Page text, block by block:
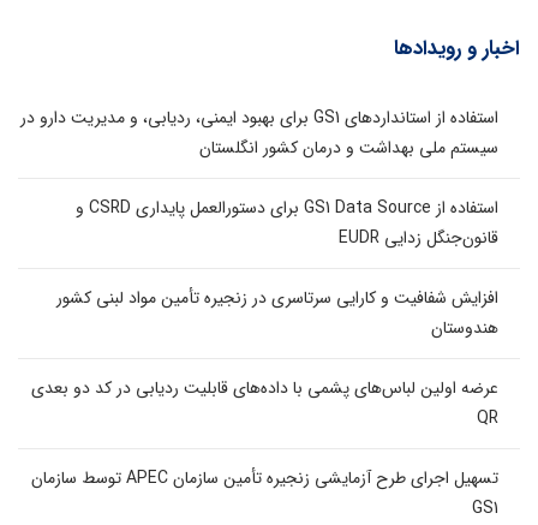
اخبار و رویدادها
استفاده از استانداردهای GS1 برای بهبود ایمنی، ردیابی، و مدیریت دارو در
سیستم ملی بهداشت و درمان کشور انگلستان
استفاده از GS1 Data Source برای دستورالعمل پایداری CSRD و
قانون‌جنگل زدایی EUDR
افزایش شفافیت و کارایی سرتاسری در زنجیره تأمین مواد لبنی کشور
هندوستان
عرضه اولین لباس‌های پشمی با داده‌های قابلیت ردیابی در کد دو بعدی
QR
تسهیل اجرای طرح آزمایشی زنجیره تأمین سازمان APEC توسط سازمان
GS1